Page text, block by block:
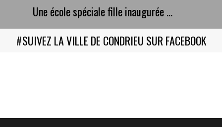
Une école spéciale fille inaugurée …
#SUIVEZ LA VILLE DE CONDRIEU SUR FACEBOOK